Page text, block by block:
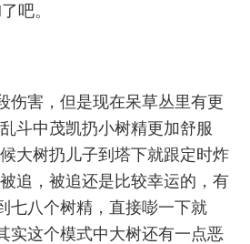
吧。
伤害，但是现在呆草丛里有更
斗中茂凯扔小树精更加舒服
大树扔儿子到塔下就跟定时炸
追，被追还是比较幸运的，有
七八个树精，直接嘭一下就
实这个模式中大树还有一点恶